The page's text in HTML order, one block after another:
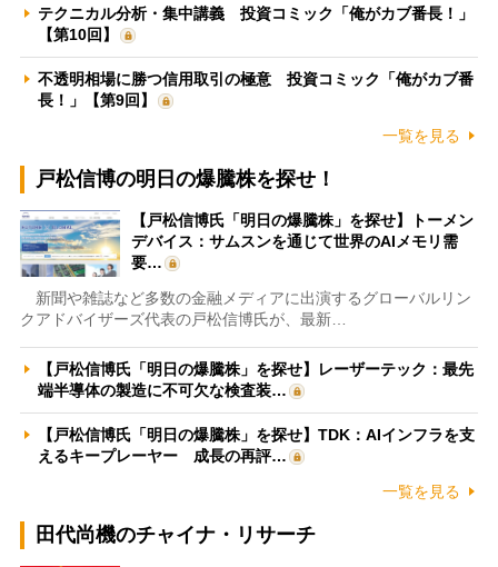
テクニカル分析・集中講義 投資コミック「俺がカブ番長！」
【第10回】
不透明相場に勝つ信用取引の極意 投資コミック「俺がカブ番
長！」【第9回】
一覧を見る
戸松信博の明日の爆騰株を探せ！
【戸松信博氏「明日の爆騰株」を探せ】トーメン
デバイス：サムスンを通じて世界のAIメモリ需
要…
新聞や雑誌など多数の金融メディアに出演するグローバルリン
クアドバイザーズ代表の戸松信博氏が、最新…
【戸松信博氏「明日の爆騰株」を探せ】レーザーテック：最先
端半導体の製造に不可欠な検査装…
【戸松信博氏「明日の爆騰株」を探せ】TDK：AIインフラを支
えるキープレーヤー 成長の再評…
一覧を見る
田代尚機のチャイナ・リサーチ